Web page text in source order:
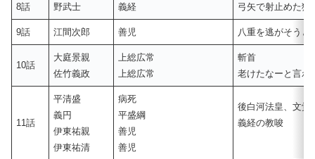
8話 野武士 義経 弓矢で射止めた獲
9話 江間次郎 善児 八重を逃がそうと
10話
大庭景親
佐竹義政
上総広常
上総広常
斬首
老けたなーと言わ
11話
平清盛
義円
伊東祐親
伊東祐清
病死
平盛綱
善児
善児
後白河法皇、文覚
義経の教唆